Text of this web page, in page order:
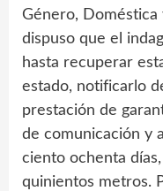
Género, Doméstica
dispuso que el
hasta recuperar
estado, notificarlo
prestación de
de comunicación y
ciento ochenta
quinientos metros.